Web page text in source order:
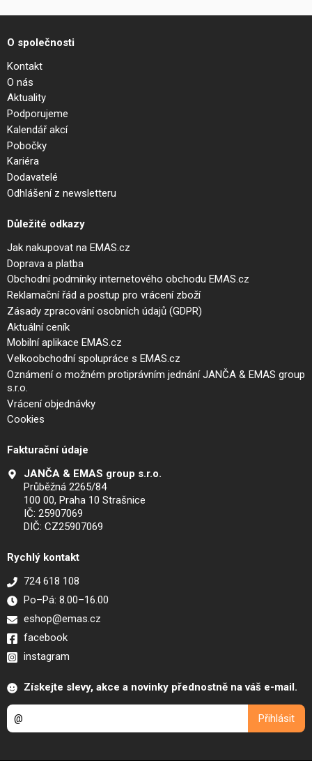
O společnosti
Kontakt
O nás
Aktuality
Podporujeme
Kalendář akcí
Pobočky
Kariéra
Dodavatelé
Odhlášení z newsletteru
Důležité odkazy
Jak nakupovat na EMAS.cz
Doprava a platba
Obchodní podmínky internetového obchodu EMAS.cz
Reklamační řád a postup pro vrácení zboží
Zásady zpracování osobních údajů (GDPR)
Aktuální ceník
Mobilní aplikace EMAS.cz
Velkoobchodní spolupráce s EMAS.cz
Oznámení o možném protiprávním jednání JANČA & EMAS group
s.r.o.
Vrácení objednávky
Cookies
Fakturační údaje
JANČA & EMAS group s.r.o.
Průběžná 2265/84
100 00, Praha 10 Strašnice
IČ: 25907069
DIČ: CZ25907069
Rychlý kontakt
724 618 108
Po–Pá: 8.00–16.00
eshop@emas.cz
facebook
instagram
Získejte slevy, akce a novinky přednostně na váš e-mail.